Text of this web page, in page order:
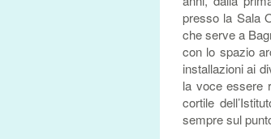
presso la Sala
che serve a
con lo spazio
installazioni ai
la voce essere
cortile
sempre sul